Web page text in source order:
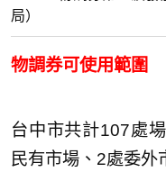
局）
物調券可使用範圍
台中市共計107處
民有市場、2處委外